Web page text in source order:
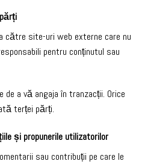
către site-uri web externe care nu
pentru conținutul sau
a vă angaja în tranzacții. Orice
terței părți.
și propunerile utilizatorilor
sau contribuții pe care le